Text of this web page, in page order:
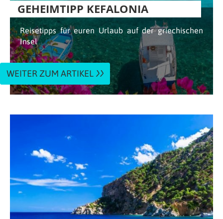
GEHEIMTIPP KEFALONIA
Reisetipps für euren Urlaub auf der griechischen
Insel
WEITER ZUM ARTIKEL